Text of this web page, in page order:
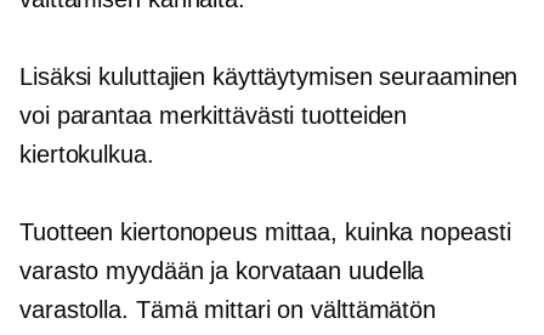
Lisäksi kuluttajien käyttäytymisen seuraaminen
voi parantaa merkittävästi tuotteiden
kiertokulkua.
Tuotteen kiertonopeus mittaa, kuinka nopeasti
varasto myydään ja korvataan uudella
varastolla. Tämä mittari on välttämätön